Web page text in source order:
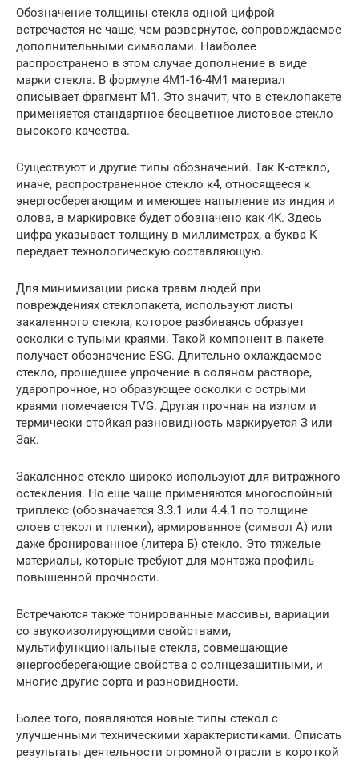
Обозначение толщины стекла одной цифрой
встречается не чаще, чем развернутое, сопровождаемое
дополнительными символами. Наиболее
распространено в этом случае дополнение в виде
марки стекла. В формуле 4М1-16-4М1 материал
описывает фрагмент М1. Это значит, что в стеклопакете
применяется стандартное бесцветное листовое стекло
высокого качества.
Существуют и другие типы обозначений. Так К-стекло,
иначе, распространенное стекло к4, относящееся к
энергосберегающим и имеющее напыление из индия и
олова, в маркировке будет обозначено как 4K. Здесь
цифра указывает толщину в миллиметрах, а буква К
передает технологическую составляющую.
Для минимизации риска травм людей при
повреждениях стеклопакета, используют листы
закаленного стекла, которое разбиваясь образует
осколки с тупыми краями. Такой компонент в пакете
получает обозначение ESG. Длительно охлаждаемое
стекло, прошедшее упрочение в соляном растворе,
ударопрочное, но образующее осколки с острыми
краями помечается TVG. Другая прочная на излом и
термически стойкая разновидность маркируется З или
Зак.
Закаленное стекло широко используют для витражного
остекления. Но еще чаще применяются многослойный
триплекс (обозначается 3.3.1 или 4.4.1 по толщине
слоев стекол и пленки), армированное (символ А) или
даже бронированное (литера Б) стекло. Это тяжелые
материалы, которые требуют для монтажа профиль
повышенной прочности.
Встречаются также тонированные массивы, вариации
со звукоизолирующими свойствами,
мультифункциональные стекла, совмещающие
энергосберегающие свойства с солнцезащитными, и
многие другие сорта и разновидности.
Более того, появляются новые типы стекол с
улучшенными техническими характеристиками. Описать
результаты деятельности огромной отрасли в короткой